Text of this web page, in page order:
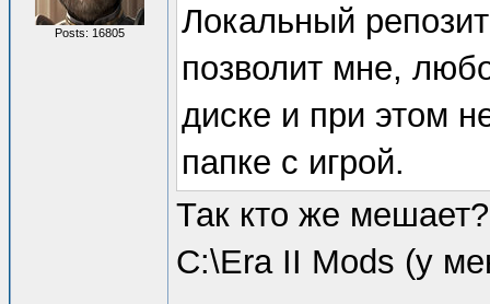
Posts: 16805
Локальный
позволит мне,
диске и при этом
папке с игрой.
Так кто же
C:\Era II Mods (у